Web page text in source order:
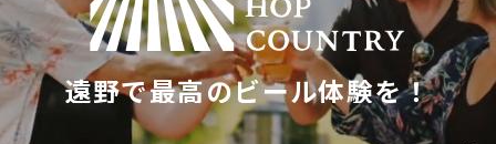
遠野で最高のビール体験を！